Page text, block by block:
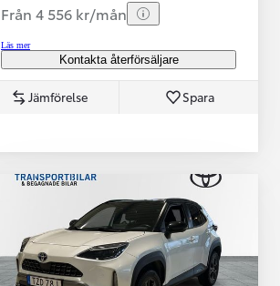
Från 4 556 kr/mån
Läs mer
Kontakta återförsäljare
Jämförelse Spara